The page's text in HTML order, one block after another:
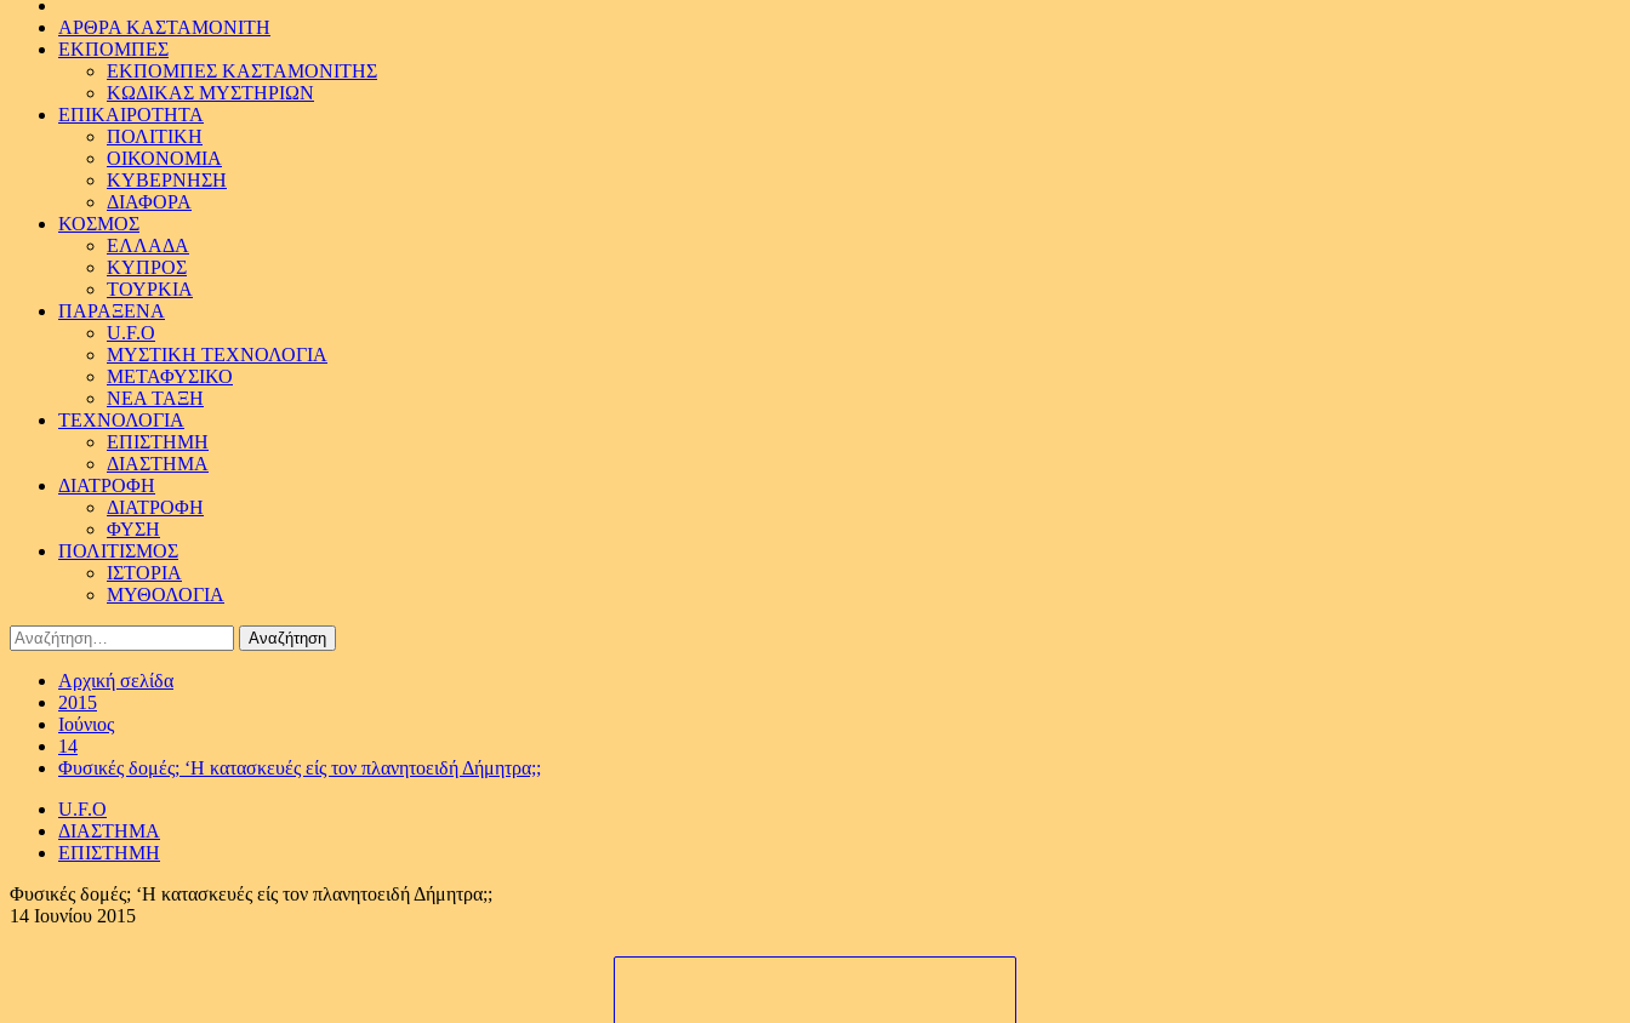
ΑΡΘΡΑ ΚΑΣΤΑΜΟΝΙΤΗ
ΕΚΠΟΜΠΕΣ
ΕΚΠΟΜΠΕΣ ΚΑΣΤΑΜΟΝΙΤΗΣ
ΚΩΔΙΚΑΣ ΜΥΣΤΗΡΙΩΝ
ΕΠΙΚΑΙΡΟΤΗΤΑ
ΠΟΛΙΤΙΚΗ
ΟΙΚΟΝΟΜΙΑ
ΚΥΒΕΡΝΗΣΗ
ΔΙΑΦΟΡΑ
ΚΟΣΜΟΣ
ΕΛΛΑΔΑ
ΚΥΠΡΟΣ
ΤΟΥΡΚΙΑ
ΠΑΡΑΞΕΝΑ
U.F.O
ΜΥΣΤΙΚΗ ΤΕΧΝΟΛΟΓΙΑ
ΜΕΤΑΦΥΣΙΚΟ
ΝΕΑ ΤΑΞΗ
ΤΕΧΝΟΛΟΓΙΑ
ΕΠΙΣΤΗΜΗ
ΔΙΑΣΤΗΜΑ
ΔΙΑΤΡΟΦΗ
ΔΙΑΤΡΟΦΗ
ΦΥΣΗ
ΠΟΛΙΤΙΣΜΟΣ
ΙΣΤΟΡΙΑ
ΜΥΘΟΛΟΓΙΑ
Αναζήτηση
για:
Αρχική σελίδα
2015
Ιούνιος
14
Φυσικές δομές; ‘Η κατασκευές είς τον πλανητοειδή Δήμητρα;;
U.F.O
ΔΙΑΣΤΗΜΑ
ΕΠΙΣΤΗΜΗ
Φυσικές δομές; ‘Η κατασκευές είς τον πλανητοειδή Δήμητρα;;
14 Ιουνίου 2015